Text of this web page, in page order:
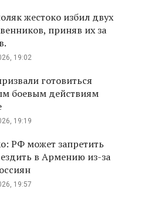
жестоко избил двух
приняв их за
19:02
готовиться
боевым действиям
19:19
РФ может запретить
в Армению из-за
19:57